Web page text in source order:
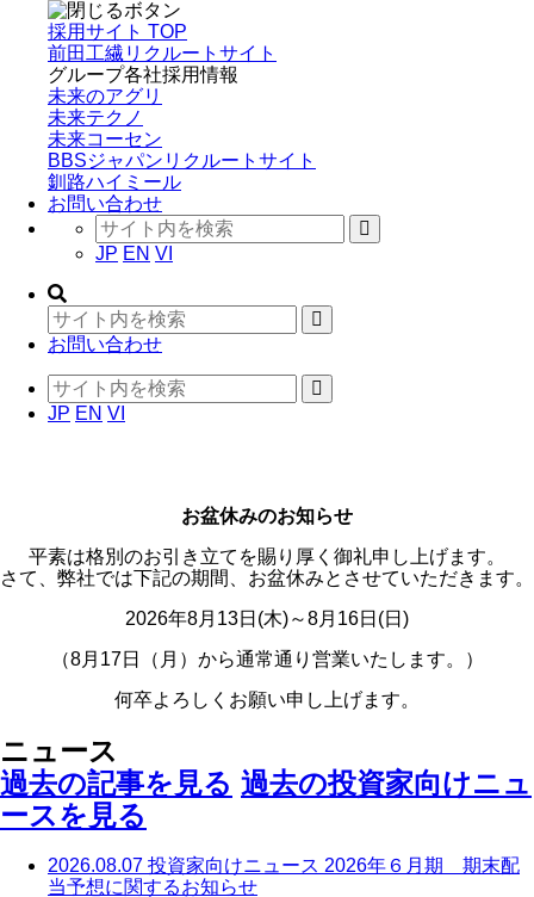
採用サイト TOP
前田工繊リクルートサイト
グループ各社採用情報
未来のアグリ
未来テクノ
未来コーセン
BBSジャパンリクルートサイト
釧路ハイミール
お問い合わせ
JP EN VI
お問い合わせ
JP EN VI
お盆休みのお知らせ
平素は格別のお引き立てを賜り厚く御礼申し上げます。
さて、弊社では下記の期間、お盆休みとさせていただきます。
2026年8月13日(木)～8月16日(日)
（8月17日（月）から通常通り営業いたします。）
何卒よろしくお願い申し上げます。
ニュース
過去の記事を見る 過去の投資家向けニュ
ースを見る
2026.08.07 投資家向けニュース 2026年６月期 期末配
当予想に関するお知らせ